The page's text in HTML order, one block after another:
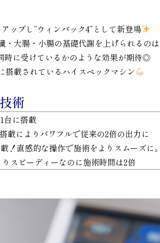
ップし”ウィンバック4”として新登場
大腸・小腸の基礎代謝を上げられるのは
に受けているかのような効果が期待◎
搭載されているハイスペックマシン
術
台に搭載
によりパワフルで従来の2倍の出力に
直感的な操作で施術をよりスムーズに。
スピーディーなのに施術時間は2倍